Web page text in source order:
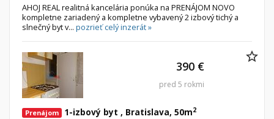
AHOJ REAL realitná kancelária ponúka na PRENÁJOM NOVO
kompletne zariadený a kompletne vybavený 2 izbový tichý a
slnečný byt v... pozrieť celý inzerát »
Prenájom 1-izbový byt , Bratislava, 50m2
390 €
pred 5 rokmi